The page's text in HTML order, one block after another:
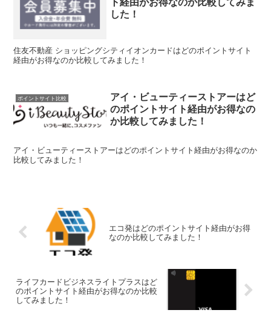
した！
住友不動産 ショッピングシティイオンカードはどのポイントサイト
経由がお得なのか比較してみました！
ポイントサイト比較
アイ・ビューティーストアーはど
のポイントサイト経由がお得なの
か比較してみました！
アイ・ビューティーストアーはどのポイントサイト経由がお得なのか
比較してみました！
エコ発はどのポイントサイト経由がお得
なのか比較してみました！
ライフカードビジネスライトプラスはど
のポイントサイト経由がお得なのか比較
してみました！